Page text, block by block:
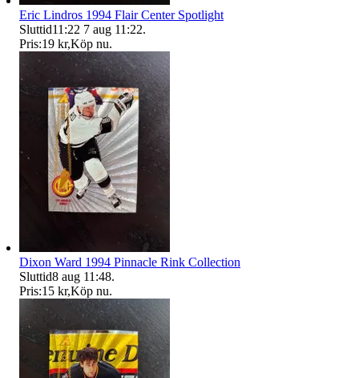
Eric Lindros 1994 Flair Center Spotlight
Sluttid11:22 7 aug 11:22.
Pris:19 kr,Köp nu.
Dixon Ward 1994 Pinnacle Rink Collection
Sluttid8 aug 11:48.
Pris:15 kr,Köp nu.